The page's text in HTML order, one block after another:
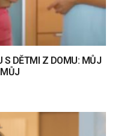
S DĚTMI Z DOMU: MŮJ